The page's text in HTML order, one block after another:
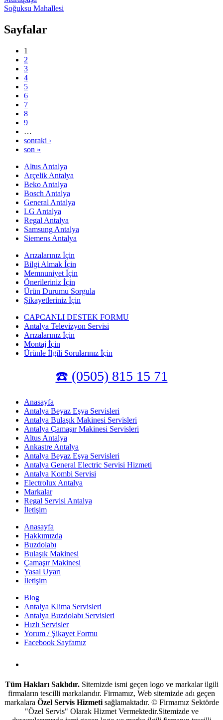
Soğuksu Mahallesi
Sayfalar
1
2
3
4
5
6
7
8
9
…
sonraki ›
son »
Altus Antalya
Arçelik Antalya
Beko Antalya
Bosch Antalya
General Antalya
LG Antalya
Regal Antalya
Samsung Antalya
Siemens Antalya
Arızalarınız İçin
Bilgi Almak İçin
Memnuniyet İçin
Önerileriniz İçin
Ürün Durumu Sorgula
Şikayetleriniz İçin
CAPCANLI DESTEK FORMU
Antalya Televizyon Servisi
Arızalarınız İçin
Montaj İçin
Ürünle İlgili Sorularınız İçin
☎️ (0505) 815 15 71
Anasayfa
Antalya Beyaz Eşya Servisleri
Antalya Bulaşık Makinesi Servisleri
Antalya Çamaşır Makinesi Servisleri
Altus Antalya
Ankastre Antalya
Antalya Beyaz Eşya Servisleri
Antalya General Electric Servisi Hizmeti
Antalya Kombi Servisi
Electrolux Antalya
Markalar
Regal Servisi Antalya
İletişim
Anasayfa
Hakkımızda
Buzdolabı
Bulaşık Makinesi
Çamaşır Makinesi
Yasal Uyarı
İletişim
Blog
Antalya Klima Servisleri
Antalya Buzdolabı Servisleri
Hızlı Servisler
Yorum / Şikayet Formu
Facebook Sayfamız
Tüm Hakları Saklıdır. Sitemizde ismi geçen logo ve markalar ilgili
firmaların tescilli markalarıdır. Firmamız, Web sitemizde adı geçen
markalara Özel Servis Hizmetisağlamaktadır. © Firmamız Sektörde
"Özel Servis" Olarak Hizmet Vermektedir.Sitemizde ve